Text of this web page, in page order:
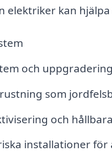
elektriker kan
och
som
och
installationer